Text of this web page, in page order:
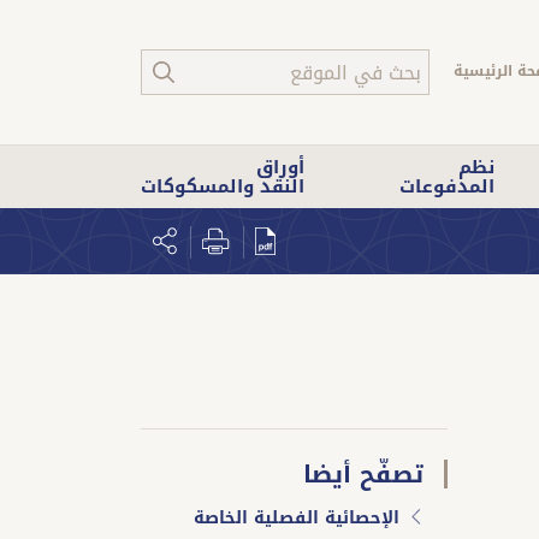
الرئيسية
نظم
المدفوعات
أوراق
النقد والمسكوكات
تصفّح أيضا
الإحصائية الفصلية الخاصة